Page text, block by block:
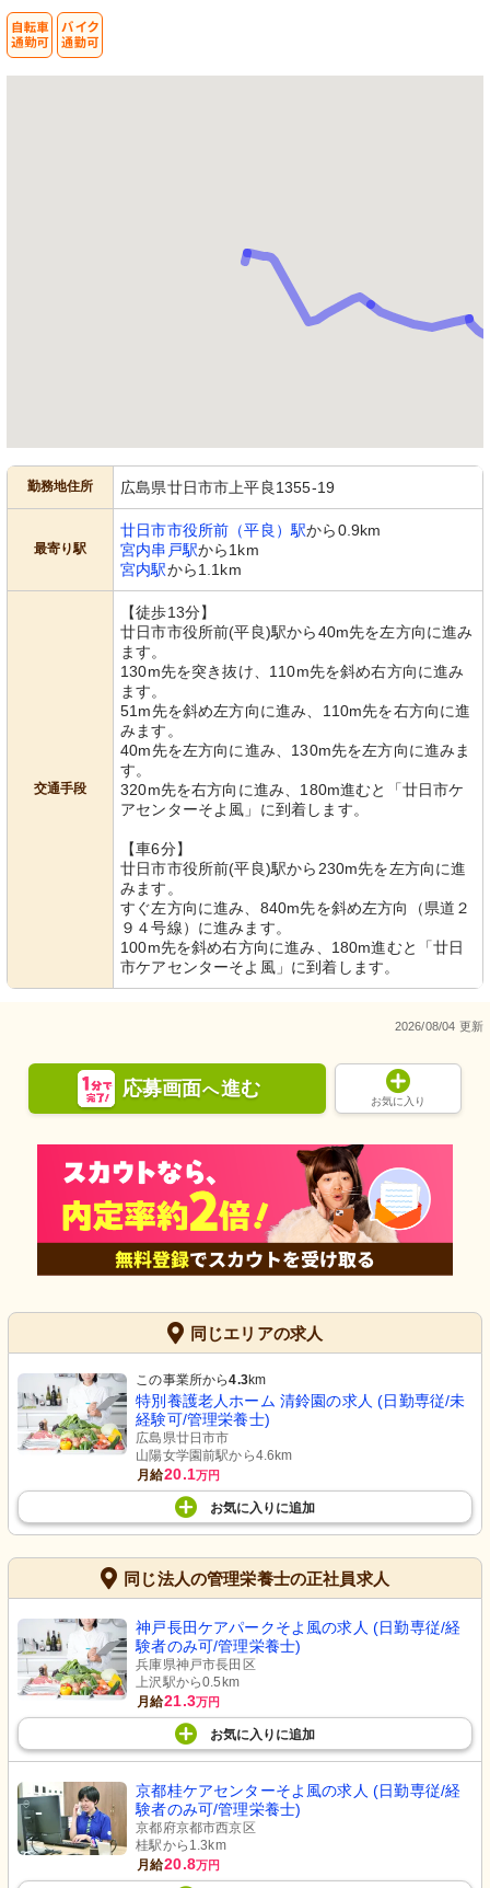
勤務地住所 広島県廿日市市上平良1355-19
最寄り駅
廿日市市役所前（平良）駅から0.9km
宮内串戸駅から1km
宮内駅から1.1km
交通手段
【徒歩13分】
廿日市市役所前(平良)駅から40m先を左方向に進み
ます。
130m先を突き抜け、110m先を斜め右方向に進み
ます。
51m先を斜め左方向に進み、110m先を右方向に進
みます。
40m先を左方向に進み、130m先を左方向に進みま
す。
320m先を右方向に進み、180m進むと「廿日市ケ
アセンターそよ風」に到着します。
【車6分】
廿日市市役所前(平良)駅から230m先を左方向に進
みます。
すぐ左方向に進み、840m先を斜め左方向（県道２
９４号線）に進みます。
100m先を斜め右方向に進み、180m進むと「廿日
市ケアセンターそよ風」に到着します。
2026/08/04 更新
応募画面へ進む
お気に入り
同じエリアの求人
この事業所から4.3km
特別養護老人ホーム 清鈴園の求人 (日勤専従/未
経験可/管理栄養士)
広島県廿日市市
山陽女学園前駅から4.6km
月給20.1万円
お気に入り に追加
同じ法人の管理栄養士の正社員求人
神戸長田ケアパークそよ風の求人 (日勤専従/経
験者のみ可/管理栄養士)
兵庫県神戸市長田区
上沢駅から0.5km
月給21.3万円
お気に入り に追加
京都桂ケアセンターそよ風の求人 (日勤専従/経
験者のみ可/管理栄養士)
京都府京都市西京区
桂駅から1.3km
月給20.8万円